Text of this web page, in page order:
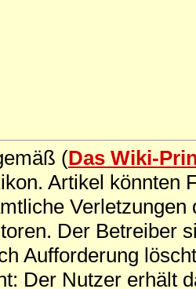
(Das Wiki-
Artikel könnten
Der Betreiber
Aufforderung
Der Nutzer erhält